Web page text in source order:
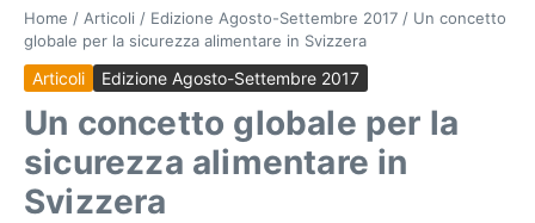
Home / Articoli / Edizione Agosto-Settembre 2017 / Un concetto
globale per la sicurezza alimentare in Svizzera
Articoli Edizione Agosto-Settembre 2017
Un concetto globale per la
sicurezza alimentare in
Svizzera